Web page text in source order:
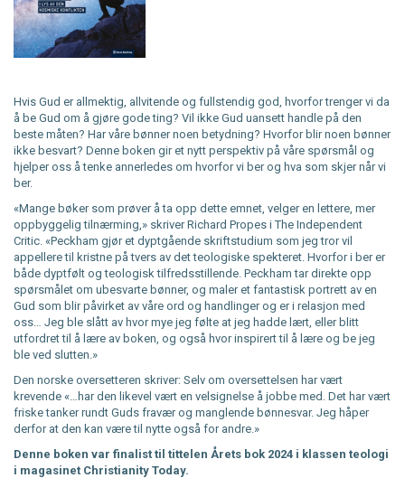
Hvis Gud er allmektig, allvitende og fullstendig god, hvorfor trenger vi da
å be Gud om å gjøre gode ting? Vil ikke Gud uansett handle på den
beste måten? Har våre bønner noen betydning? Hvorfor blir noen bønner
ikke besvart? Denne boken gir et nytt perspektiv på våre spørsmål og
hjelper oss å tenke annerledes om hvorfor vi ber og hva som skjer når vi
ber.
«Mange bøker som prøver å ta opp dette emnet, velger en lettere, mer
oppbyggelig tilnærming,» skriver Richard Propes i The Independent
Critic. «Peckham gjør et dyptgående skriftstudium som jeg tror vil
appellere til kristne på tvers av det teologiske spekteret. Hvorfor i ber er
både dyptfølt og teologisk tilfredsstillende. Peckham tar direkte opp
spørsmålet om ubesvarte bønner, og maler et fantastisk portrett av en
Gud som blir påvirket av våre ord og handlinger og er i relasjon med
oss… Jeg ble slått av hvor mye jeg følte at jeg hadde lært, eller blitt
utfordret til å lære av boken, og også hvor inspirert til å lære og be jeg
ble ved slutten.»
Den norske oversetteren skriver: Selv om oversettelsen har vært
krevende «…har den likevel vært en velsignelse å jobbe med. Det har vært
friske tanker rundt Guds fravær og manglende bønnesvar. Jeg håper
derfor at den kan være til nytte også for andre.»
Denne boken var finalist til tittelen Årets bok 2024 i klassen teologi
i magasinet Christianity Today.